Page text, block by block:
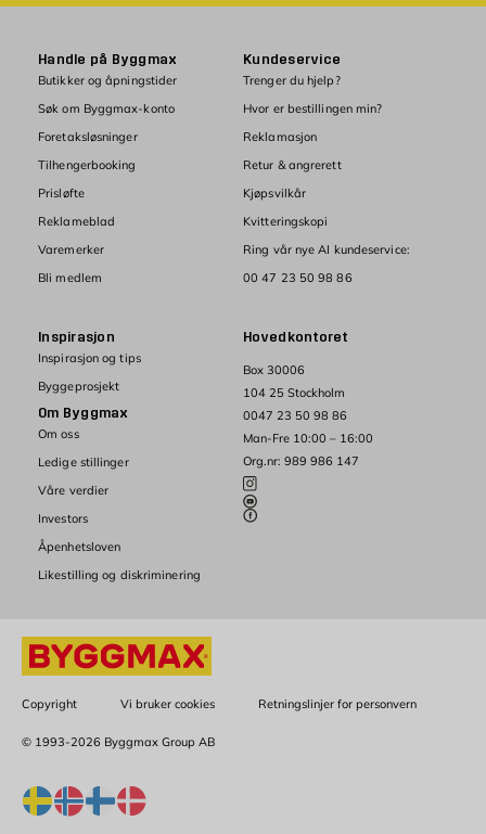
Hovedkontoret
Box 30006
104 25 Stockholm
0047 23 50 98 86
Man-Fre 10:00 – 16:00
Org.nr: 989 986 147
Handle på Byggmax
Butikker og åpningstider
Søk om Byggmax-konto
Foretaksløsninger
Tilhengerbooking
Prisløfte
Reklameblad
Varemerker
Bli medlem
Kundeservice
Trenger du hjelp?
Hvor er bestillingen min?
Reklamasjon
Retur & angrerett
Kjøpsvilkår
Kvitteringskopi
Ring vår nye AI kundeservice:
00 47 23 50 98 86
Inspirasjon
Inspirasjon og tips
Byggeprosjekt
Om Byggmax
Om oss
Ledige stillinger
Våre verdier
Investors
Åpenhetsloven
Likestilling og diskriminering
Copyright Vi bruker cookies Retningslinjer for personvern
© 1993-2026 Byggmax Group AB